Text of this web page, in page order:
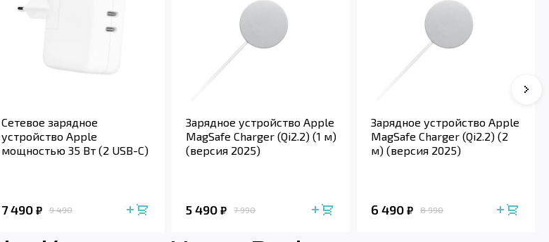
Сетевое зарядное
устройство Apple
мощностью 35 Вт (2 USB-C)
7 490 ₽ 9 490
Зарядное устройство Apple
MagSafe Charger (Qi2.2) (1 м)
(версия 2025)
5 490₽ 7 990
Зарядное устройство Apple
MagSafe Charger (Qi2.2) (2
м) (версия 2025)
6 490₽ 8 990